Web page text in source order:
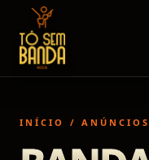
Sobre Nós
INÍCIO / ANÚNCIOS